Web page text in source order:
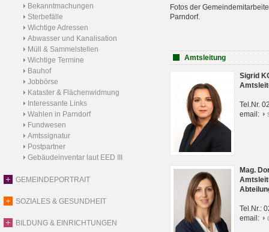
Bekanntmachungen
Sterbefälle
Wichtige Adressen
Abwasser und Kanalisation
Müll & Sammelstellen
Wichtige Termine
Bauhof
Jobbörse
Kataster & Flächenwidmung
Interessante Links
Wahlen in Parndorf
Fundwesen
Amtssignatur
Postpartner
Gebäudeinventar laut EED III
GEMEINDEPORTRAIT
SOZIALES & GESUNDHEIT
BILDUNG & EINRICHTUNGEN
Fotos der
Parndorf.
Amtsleitung
Sigrid
Tel.Nr.
email:
Mag.
Tel.Nr.:
email: